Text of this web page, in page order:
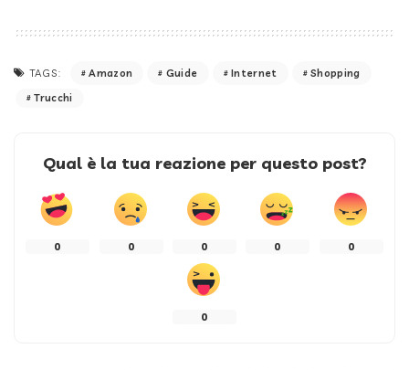
TAGS: Amazon Guide Internet
Shopping
Trucchi
Qual è la tua reazione per questo post?
0 0 0 0 0
0